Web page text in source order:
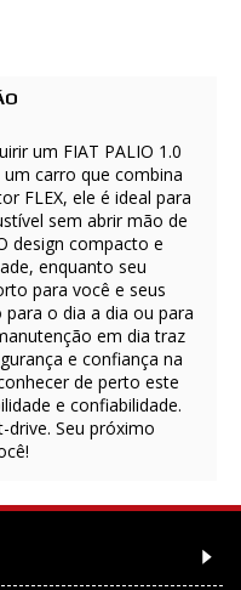
um FIAT PALIO 1.0
um carro que combina
FLEX, ele é ideal para
sem abrir mão de
design compacto e
enquanto seu
para você e seus
o dia a dia ou para
em dia traz
e confiança na
de perto este
e confiabilidade.
Seu próximo